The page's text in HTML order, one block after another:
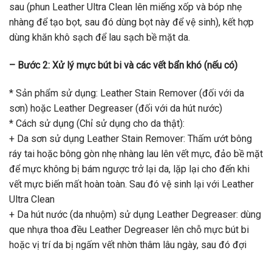
sau (phun Leather Ultra Clean lên miếng xốp và bóp nhẹ
nhàng để tạo bọt, sau đó dùng bọt này để vệ sinh), kết hợp
dùng khăn khô sạch để lau sạch bề mặt da.
– Bước 2: Xử lý mực bút bi và các vết bẩn khó (nếu có)
* Sản phẩm sử dụng: Leather Stain Remover (đối với da
sơn) hoặc Leather Degreaser (đối với da hút nước)
* Cách sử dụng (Chỉ sử dụng cho da thật):
+ Da sơn sử dụng Leather Stain Remover: Thấm ướt bông
ráy tai hoặc bông gòn nhẹ nhàng lau lên vết mực, đảo bề mặt
để mực không bị bám ngược trở lại da, lặp lại cho đến khi
vết mực biến mất hoàn toàn. Sau đó vệ sinh lại với Leather
Ultra Clean
+ Da hút nước (da nhuộm) sử dụng Leather Degreaser: dùng
que nhựa thoa đều Leather Degreaser lên chỗ mực bút bi
hoặc vị trí da bị ngấm vết nhờn thâm lâu ngày, sau đó đợi